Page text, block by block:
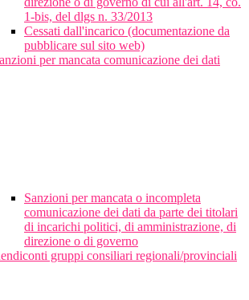
1-bis, del dlgs n. 33/2013
Cessati dall'incarico (documentazione da
pubblicare sul sito web)
per mancata comunicazione dei dati
Sanzioni per mancata o incompleta
comunicazione dei dati da parte dei titolari
di incarichi politici, di amministrazione, di
direzione o di governo
gruppi consiliari regionali/provinciali